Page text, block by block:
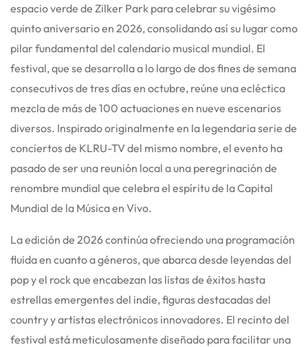
espacio verde de Zilker Park para celebrar su vigésimo
quinto aniversario en 2026, consolidando así su lugar como
pilar fundamental del calendario musical mundial. El
festival, que se desarrolla a lo largo de dos fines de semana
consecutivos de tres días en octubre, reúne una ecléctica
mezcla de más de 100 actuaciones en nueve escenarios
diversos. Inspirado originalmente en la legendaria serie de
conciertos de KLRU-TV del mismo nombre, el evento ha
pasado de ser una reunión local a una peregrinación de
renombre mundial que celebra el espíritu de la Capital
Mundial de la Música en Vivo.
La edición de 2026 continúa ofreciendo una programación
fluida en cuanto a géneros, que abarca desde leyendas del
pop y el rock que encabezan las listas de éxitos hasta
estrellas emergentes del indie, figuras destacadas del
country y artistas electrónicos innovadores. El recinto del
festival está meticulosamente diseñado para facilitar una